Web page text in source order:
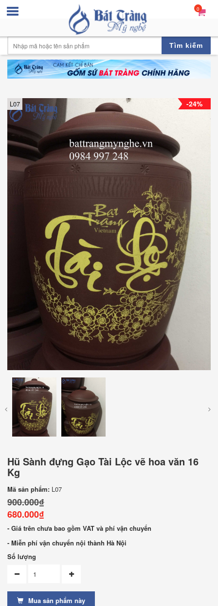
0
Tìm kiếm
-24%
L07
Hũ Sành đựng Gạo Tài Lộc vẽ hoa văn 16
Kg
Mã sản phẩm: L07
900.000₫
680.000₫
- Giá trên chưa bao gồm VAT và phí vận chuyển
- Miễn phí vận chuyển nội thành Hà Nội
Số lượng
Mua sản phẩm này